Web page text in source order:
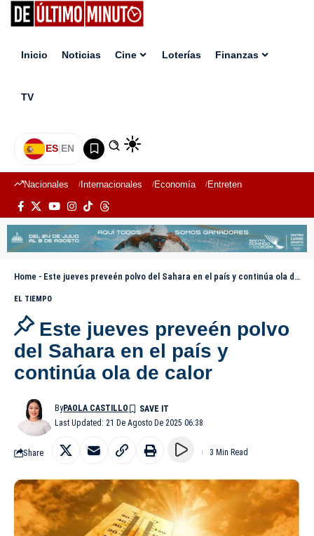
Inicio Noticias Cine Loterías Finanzas
TV
ES|EN
Nacionales Internacionales Economía Entretenimiento
Home - Este jueves preveén polvo del Sahara en el país y continúa ola de calor
EL TIEMPO
Este jueves preveén polvo
del Sahara en el país y
continúa ola de calor
Last Updated: 21 De Agosto De 2025 06:38
ByPAOLA CASTILLO
Share 3 Min Read